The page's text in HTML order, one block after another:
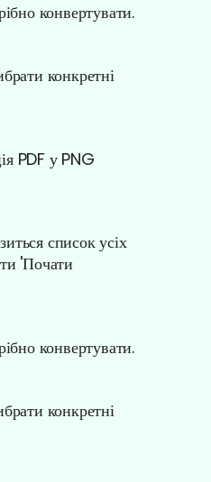
конвертувати.
конкретні
PDF у PNG
список усіх
'Почати
конвертувати.
конкретні